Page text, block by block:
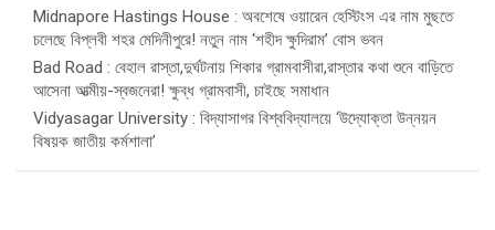
Midnapore Hastings House : অবশেষে ওয়ারেন হেস্টিংস এর নাম মুছতে
চলেছে বিপ্লবী শহর মেদিনীপুরে! নতুন নাম ‘শহীদ ক্ষুদিরাম’ বোস ভবন
Bad Road : বেহাল রাস্তা,দুর্ঘটনায় শিকার গ্রামবাসীরা,রাস্তার কথা শুনে বাড়িতে
আসেনা আত্মীয়-স্বজনেরা! ক্ষুব্ধ গ্রামবাসী, চাইছে সমাধান
Vidyasagar University : বিদ্যাসাগর বিশ্ববিদ্যালয়ে ‘উদ্যোক্তা উন্নয়ন
বিষয়ক জাতীয় কর্মশালা’